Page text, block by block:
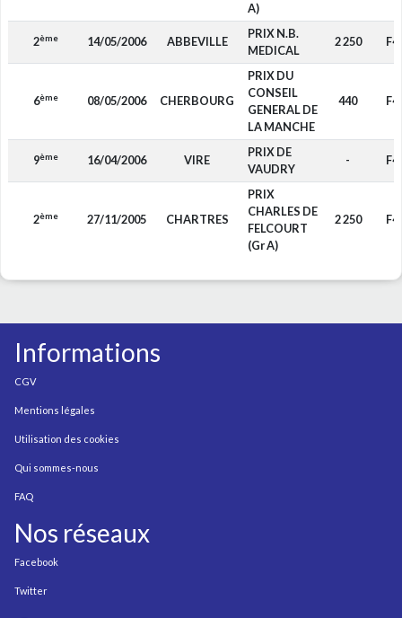
A)
2ème 14/05/2006 ABBEVILLE
PRIX N.B.
MEDICAL
2 250 F4
6ème 08/05/2006 CHERBOURG
PRIX DU
CONSEIL
GENERAL DE
LA MANCHE
440 F4
9ème 16/04/2006 VIRE
PRIX DE
VAUDRY
- F4
2ème 27/11/2005 CHARTRES
PRIX
CHARLES DE
FELCOURT
(Gr A)
2 250 F4
Informations
CGV
Mentions légales
Utilisation des cookies
Qui sommes-nous
FAQ
Nos réseaux
Facebook
Twitter